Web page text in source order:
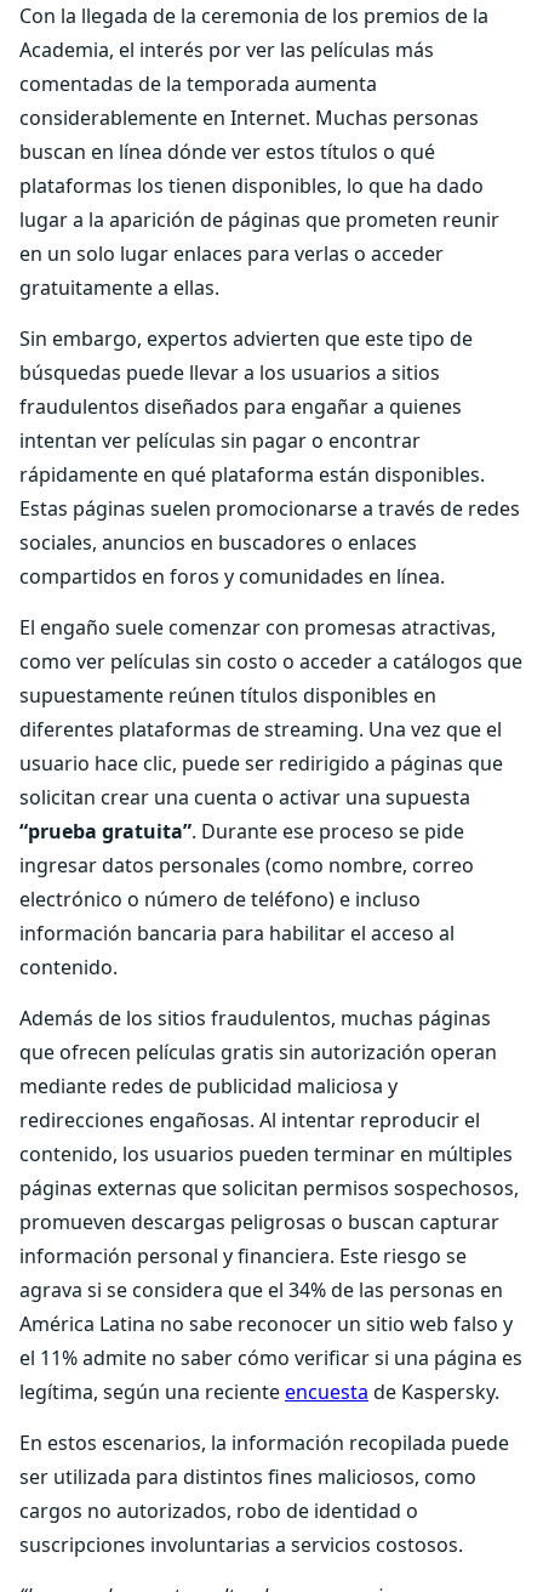
Con la llegada de la ceremonia de los premios de la
Academia, el interés por ver las películas más
comentadas de la temporada aumenta
considerablemente en Internet. Muchas personas
buscan en línea dónde ver estos títulos o qué
plataformas los tienen disponibles, lo que ha dado
lugar a la aparición de páginas que prometen reunir
en un solo lugar enlaces para verlas o acceder
gratuitamente a ellas.
Sin embargo, expertos advierten que este tipo de
búsquedas puede llevar a los usuarios a sitios
fraudulentos diseñados para engañar a quienes
intentan ver películas sin pagar o encontrar
rápidamente en qué plataforma están disponibles.
Estas páginas suelen promocionarse a través de redes
sociales, anuncios en buscadores o enlaces
compartidos en foros y comunidades en línea.
El engaño suele comenzar con promesas atractivas,
como ver películas sin costo o acceder a catálogos que
supuestamente reúnen títulos disponibles en
diferentes plataformas de streaming. Una vez que el
usuario hace clic, puede ser redirigido a páginas que
solicitan crear una cuenta o activar una supuesta
“prueba gratuita”. Durante ese proceso se pide
ingresar datos personales (como nombre, correo
electrónico o número de teléfono) e incluso
información bancaria para habilitar el acceso al
contenido.
Además de los sitios fraudulentos, muchas páginas
que ofrecen películas gratis sin autorización operan
mediante redes de publicidad maliciosa y
redirecciones engañosas. Al intentar reproducir el
contenido, los usuarios pueden terminar en múltiples
páginas externas que solicitan permisos sospechosos,
promueven descargas peligrosas o buscan capturar
información personal y financiera. Este riesgo se
agrava si se considera que el 34% de las personas en
América Latina no sabe reconocer un sitio web falso y
el 11% admite no saber cómo verificar si una página es
legítima, según una recienteencuesta de Kaspersky.
En estos escenarios, la información recopilada puede
ser utilizada para distintos fines maliciosos, como
cargos no autorizados, robo de identidad o
suscripciones involuntarias a servicios costosos.